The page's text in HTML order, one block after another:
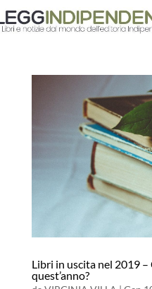
Libri in uscita nel 2019 –
quest’anno?